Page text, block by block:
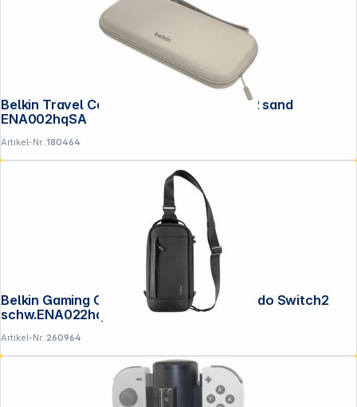
Belkin Travel Case für Nintendo Switch 2 sand
ENA002hqSA
Artikel-Nr.:180464
Belkin Gaming Crossbody Tasche Nintendo Switch2
schw.ENA022hqBK
Artikel-Nr.:260964